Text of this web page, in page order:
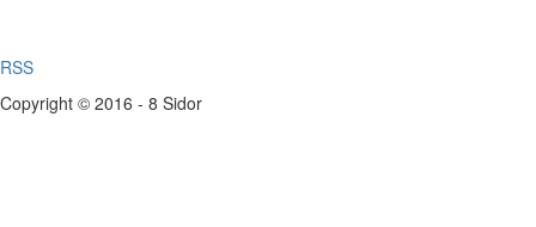
RSS
Copyright © 2016 - 8 Sidor